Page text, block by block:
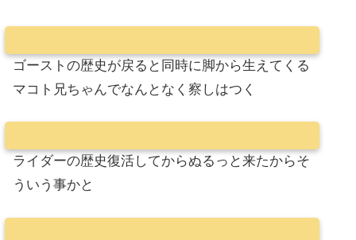
ゴーストの歴史が戻ると同時に脚から生えてくる
マコト兄ちゃんでなんとなく察しはつく
ライダーの歴史復活してからぬるっと来たからそ
ういう事かと